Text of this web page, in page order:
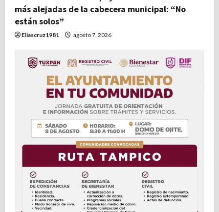
r
a
más alejadas de la cabecera municipal: “No
están solos”
Eliascruz1981 agosto 7, 2026